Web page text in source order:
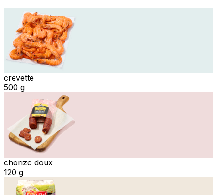
crevette
500 g
chorizo doux
120 g